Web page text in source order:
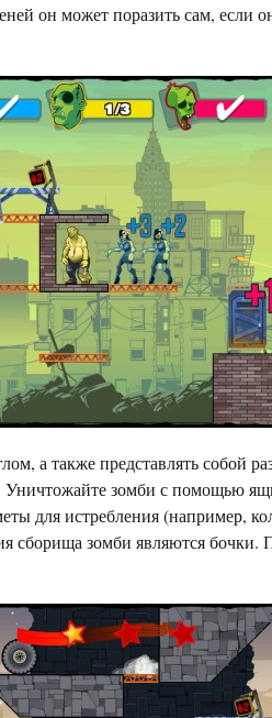
он может поразить сам, если
а также представлять собой
зомби с помощью
для истребления (например,
сборища зомби являются бочки.